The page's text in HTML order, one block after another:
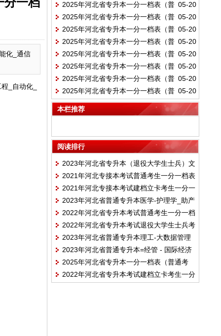
化_通信
_自动化_
（声乐）_音乐学（声乐）
通考生）-艺术-舞蹈编导_舞蹈表演_舞蹈学_
艺术教育（舞蹈）
05-20
2025年河北省专升本一分一档表（普
通考生）-艺术-书法学
05-20
2025年河北省专升本一分一档表（普
通考生）-艺术-视觉传达设计_艺术设计学_
艺术与科技
05-20
2025年河北省专升本一分一档表（普
通考生）-艺术-广播电视编导_摄影_戏剧影
视导演_影视技术_影视摄影与制作
05-20
2025年河北省专升本一分一档表（普
通考生）-艺术-公共艺术_环境设计
05-20
2025年河北省专升本一分一档表（普
通考生）-艺术-动画
05-20
2025年河北省专升本一分一档表（普
通考生）-艺术-产品设计_服装与服饰设计_
工艺美术_绘画_漫画_美术学_数字媒体艺术
_戏剧影视美术设计_新媒体艺术_艺术教育
05-20
2025年河北省专升本一分一档表（普
通考生）-艺术-雕塑
05-20
2025年河北省专升本一分一档表（普
通考生）-艺术-播音与主持艺术
本栏推荐
阅读排行
2023年河北省专升本（退役大学生士兵）文
史 - 法学_国际经贸规则_知识产权一分一档
表
2021年河北专接本考试普通考生一分一档表
2021年河北专接本考试建档立卡考生一分一
档表
2023年河北省普通专升本医学-护理学_助产
学一分一档表（普通考生）
2022年河北省专升本考试普通考生一分一档
表
2022年河北省专升本考试退役大学生士兵考
生一分一档表
2023年河北省普通专升本理工-大数据管理
与应用_计算机科学与技术_区块链工程_人
工智能_软件工程_数据科学与大数据技术_
网络工程_网络工程技术_物联网工程_信息
2023年河北省普通专升本=经管 - 国际经济
与贸易一分一档表
2025年河北省专升本一分一档表（普通考
生）-理工-大数据管理与应用_计算机科学与
2022年河北省专升本考试建档立卡考生一分